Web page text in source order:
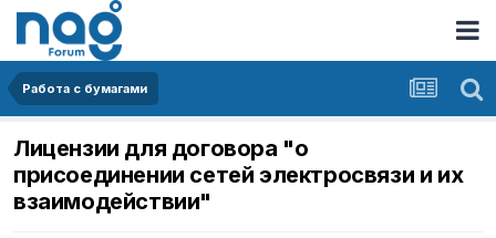
Работа с бумагами
Лицензии для договора "о
присоединении сетей электросвязи и их
взаимодействии"